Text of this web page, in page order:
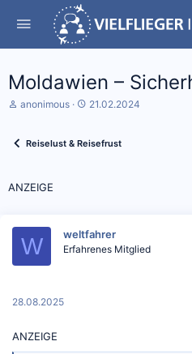
Moldawien –
S
r
*
anonimous
D
u
21.02.2024
Reiselust & Reisefrust
ANZEIGE
W weltfahrer
Erfahrenes Mitglied
28.08.2025
ANZEIGE